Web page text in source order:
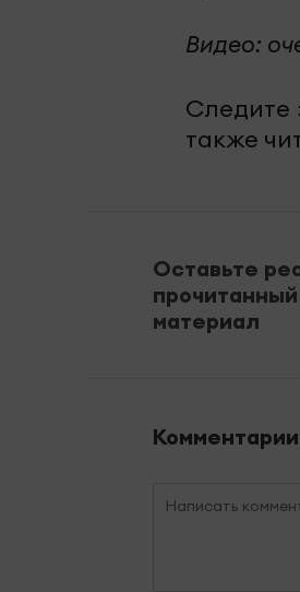
Видео:
также
Оставьте
прочитанный
материал
Комментарии